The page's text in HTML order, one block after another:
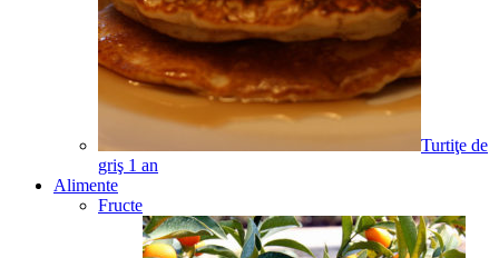
Turtiţe de
griş 1 an
Alimente
Fructe